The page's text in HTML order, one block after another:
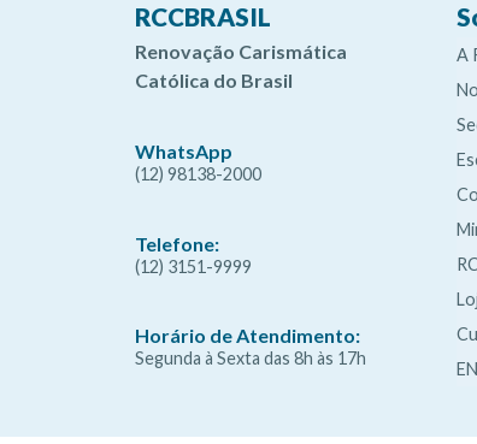
RCCBRASIL
Renovação Carismática
Católica do Brasil
WhatsApp
(12) 98138-2000
Telefone:
(12) 3151-9999
Horário de Atendimento:
Segunda à Sexta das 8h às 17h
A